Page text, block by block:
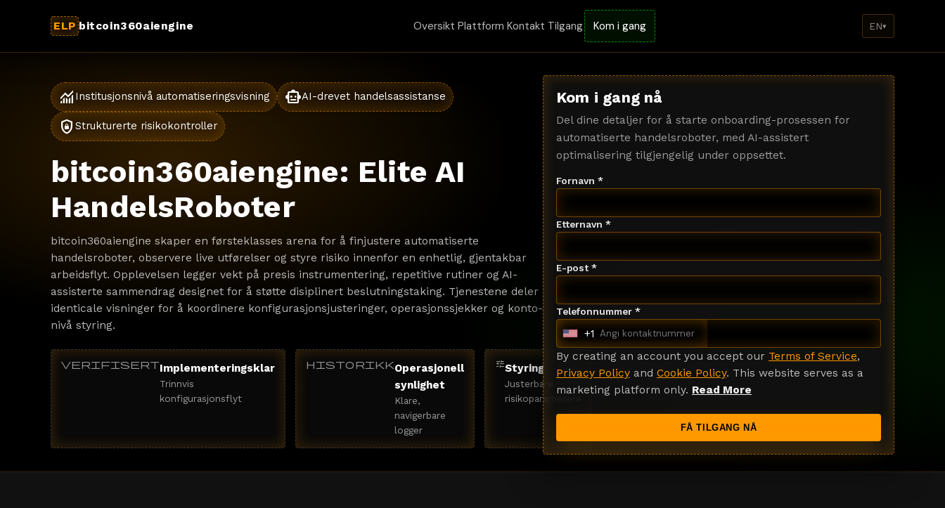
ELP bitcoin360aiengine Oversikt Plattform Kontakt Tilgang Kom i gang EN▾
monitoring Institusjonsnivå automatiseringsvisning smart_toyAI-drevet handelsassistanse
shield_lock Strukturerte risikokontroller
bitcoin360aiengine: Elite AI
HandelsRoboter
bitcoin360aiengine skaper en førsteklasses arena for å finjustere automatiserte
handelsroboter, observere live utførelser og styre risiko innenfor en enhetlig, gjentakbar
arbeidsflyt. Opplevelsen legger vekt på presis instrumentering, repetitive rutiner og AI-
assisterte sammendrag designet for å støtte disiplinert beslutningstaking. Tjenestene deler
identicale visninger for å koordinere konfigurasjonsjusteringer, operasjonssjekker og konto-
nivå styring.
verifisertImplementeringsklar
Trinnvis
konfigurasjonsflyt
HistorikkOperasjonell
synlighet
Klare,
navigerbare
logger
tuneStyring
Justerbare
risikoparametere
Kom i gang nå
Del dine detaljer for å starte onboarding-prosessen for
automatiserte handelsroboter, med AI-assistert
optimalisering tilgjengelig under oppsettet.
Fornavn *
Etternavn *
E-post *
Telefonnummer *
U
n
i
t
S
t
a
+1
By creating an account you accept our Terms of Service,
Privacy Policy and Cookie Policy. This website serves as a
marketing platform only. Read More
FÅ TILGANG NÅ